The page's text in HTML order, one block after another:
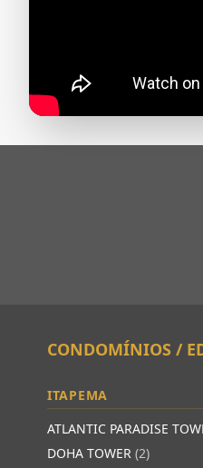
CONDOMÍNIOS /
ITAPEMA
ATLANTIC PARADISE
DOHA TOWER (2)